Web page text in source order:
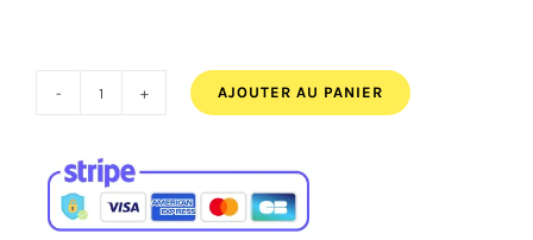
95,00€.
70,00€.
quantité
Filtre
à
AJOUTER AU PANIER